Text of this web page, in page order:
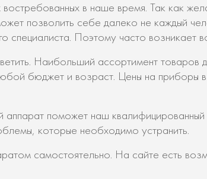
в наше время. Так как
позволить себе далеко не каждый
Поэтому часто возникает
Наибольший ассортимент товаров
бюджет и возраст. Цены на
поможет наш
которые необходимо устранить.
самостоятельно. На сайте есть